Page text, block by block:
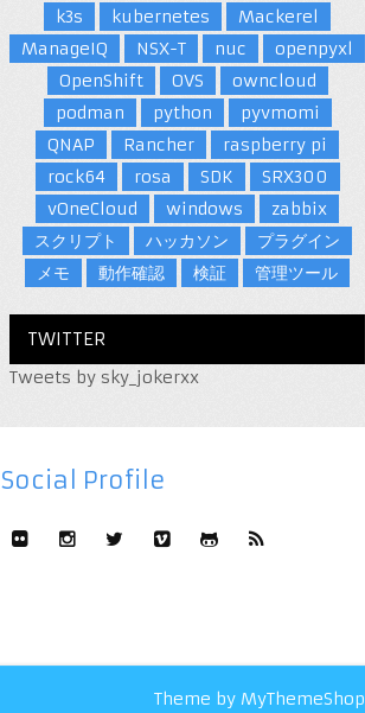
k3s
kubernetes
Mackerel
ManageIQ
NSX-T nuc
openpyxl
OpenShift
OVS
owncloud
podman
python
pyvmomi
QNAP
Rancher
raspberry pi
rock64
rosa SDK
SRX300
vOneCloud
windows
zabbix
スクリプト
ハッカソン
プラグイン
メモ
動作確認 検証 管理ツール
TWITTER
Tweets by sky_jokerxx
Social Profile
Theme by MyThemeShop